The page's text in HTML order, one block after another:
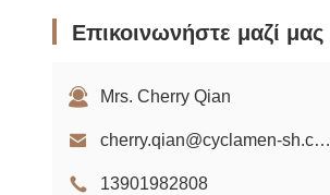
Επικοινωνήστε μαζί μας
Mrs. Cherry Qian
cherry.qian@cyclamen-sh.com
13901982808